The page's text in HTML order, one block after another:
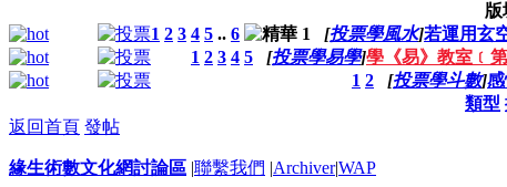
版
1 2 3 4 5 .. 6 [投票學風水]若運用玄
1 2 3 4 5 [投票學易學]學《易》教室﹝
1 2 [投票學斗數]
類型
返回首頁 發帖
緣生術數文化網討論區 |聯繫我們 |Archiver|WAP